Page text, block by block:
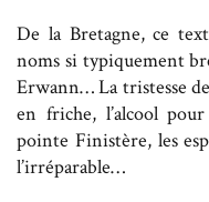
De la Bretagne, ce
noms si typiquement
Erwann… La tristesse
en friche, l’alcool
pointe Finistère, les
l’irréparable…